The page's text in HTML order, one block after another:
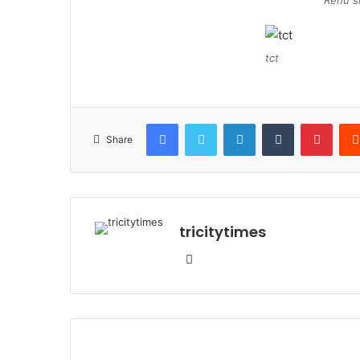
tct
Share
FacebookTwitter LinkedInTumblr
tricitytimes
Website